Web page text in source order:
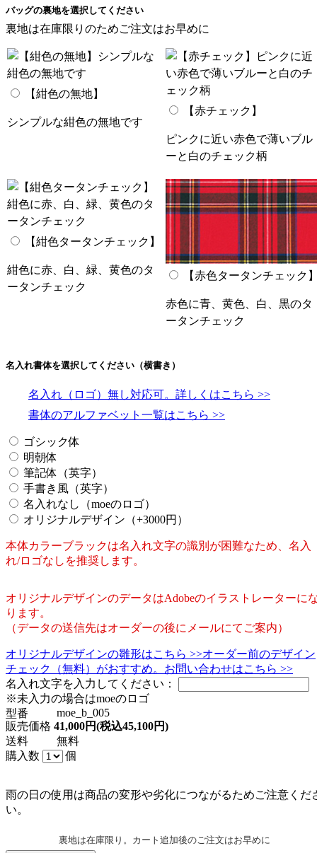
バッグの裏地を選択してください
裏地は在庫限りのためご注文はお早めに
【紺色の無地】
シンプルな紺色の無地です
【赤チェック】
ピンクに近い赤色で薄いブル
ーと白のチェック柄
【紺色タータンチェック】
紺色に赤、白、緑、黄色のタ
ータンチェック
【赤色タータンチェック
赤色に青、黄色、白、黒のタ
ータンチェック
名入れ書体を選択してください（横書き）
名入れ（ロゴ）無し対応可。詳しくはこちら >>
書体のアルファベット一覧はこちら >>
ゴシック体
明朝体
筆記体（英字）
手書き風（英字）
名入れなし（moeのロゴ）
オリジナルデザイン（+3000円）
本体カラーブラックは名入れ文字の識別が困難なため、名入
れ/ロゴなしを推奨します。
オリジナルデザインのデータはAdobeのイラストレーターに
ります。
（データの送信先はオーダーの後にメールにてご案内）
オリジナルデザインの雛形はこちら >>オーダー前のデザイン
チェック（無料）がおすすめ。お問い合わせはこちら >>
名入れ文字を入力してください：
※未入力の場合はmoeのロゴ
型番
moe_b_005
販売価格 41,000円(税込45,100円)
送料
無料
購入数
個
雨の日の使用は商品の変形や劣化につながるためご注意くだ
い。
裏地は在庫限り。カート追加後のご注文はお早めに